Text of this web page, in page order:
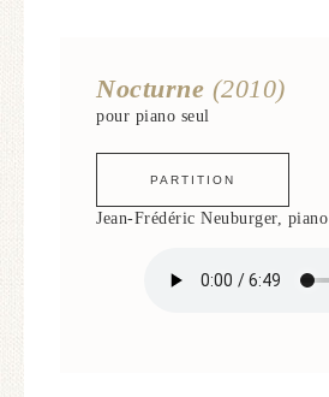
Nocturne (2010)
pour piano seul
PARTITION
Jean-Frédéric Neuburger, piano